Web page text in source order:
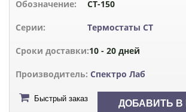
Обозначение: СТ-150
Серии: Термостаты СТ
Сроки доставки:10 - 20 дней
Производитель: Спектро Лаб
Быстрый заказ